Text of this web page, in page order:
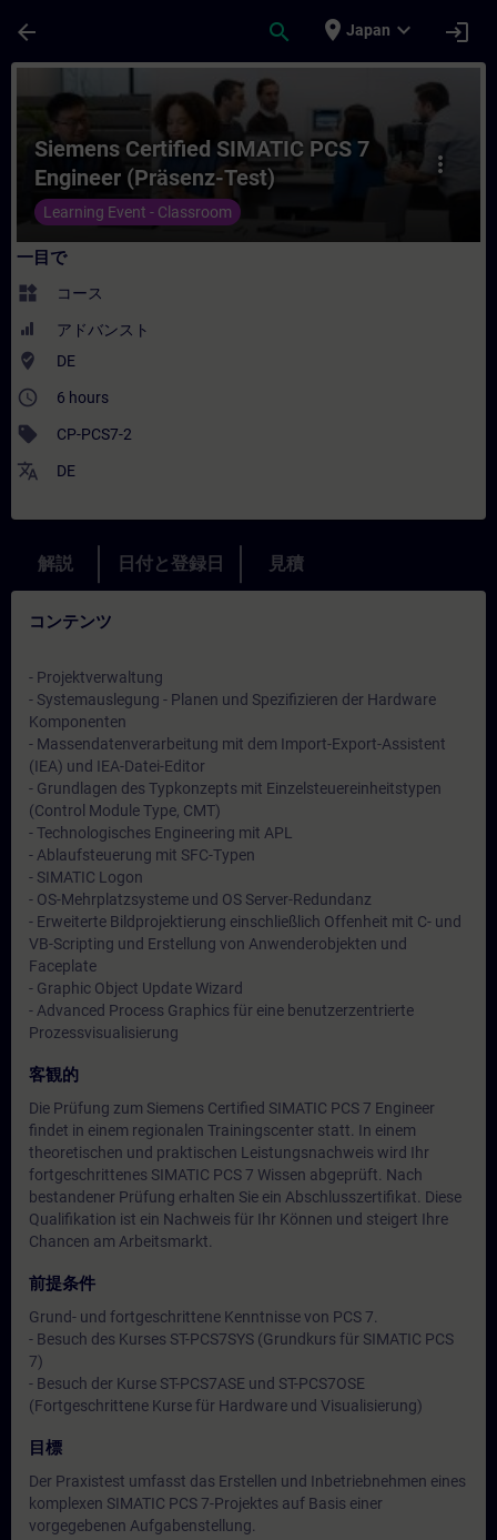
arrow_back search place Japan expand_more login
コース - Siemens Certified SIMATIC
more_vert
Siemens Certified SIMATIC PCS 7
Engineer (Präsenz-Test)
Learning Event - Classroom
一目で
widgets コース
アドバンスト
where_to_vote DE
access_time 6 hours
sell CP-PCS7-2
translate DE
解説 日付と登録日 見積
コンテンツ
- Projektverwaltung
- Systemauslegung - Planen und Spezifizieren der Hardware
Komponenten
- Massendatenverarbeitung mit dem Import-Export-Assistent
(IEA) und IEA-Datei-Editor
- Grundlagen des Typkonzepts mit Einzelsteuereinheitstypen
(Control Module Type, CMT)
- Technologisches Engineering mit APL
- Ablaufsteuerung mit SFC-Typen
- SIMATIC Logon
- OS-Mehrplatzsysteme und OS Server-Redundanz
- Erweiterte Bildprojektierung einschließlich Offenheit mit C- und
VB-Scripting und Erstellung von Anwenderobjekten und
Faceplate
- Graphic Object Update Wizard
- Advanced Process Graphics für eine benutzerzentrierte
Prozessvisualisierung
客観的
Die Prüfung zum Siemens Certified SIMATIC PCS 7 Engineer
findet in einem regionalen Trainingscenter statt. In einem
theoretischen und praktischen Leistungsnachweis wird Ihr
fortgeschrittenes SIMATIC PCS 7 Wissen abgeprüft. Nach
bestandener Prüfung erhalten Sie ein Abschlusszertifikat. Diese
Qualifikation ist ein Nachweis für Ihr Können und steigert Ihre
Chancen am Arbeitsmarkt.
前提条件
Grund- und fortgeschrittene Kenntnisse von PCS 7.
- Besuch des Kurses ST-PCS7SYS (Grundkurs für SIMATIC PCS
7)
- Besuch der Kurse ST-PCS7ASE und ST-PCS7OSE
(Fortgeschrittene Kurse für Hardware und Visualisierung)
目標
Der Praxistest umfasst das Erstellen und Inbetriebnehmen eines
komplexen SIMATIC PCS 7-Projektes auf Basis einer
vorgegebenen Aufgabenstellung.